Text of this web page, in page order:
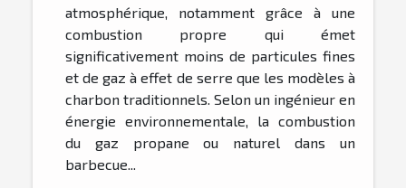
atmosphérique, notamment grâce à une
combustion propre qui émet
significativement moins de particules fines
et de gaz à effet de serre que les modèles à
charbon traditionnels. Selon un ingénieur en
énergie environnementale, la combustion
du gaz propane ou naturel dans un
barbecue...